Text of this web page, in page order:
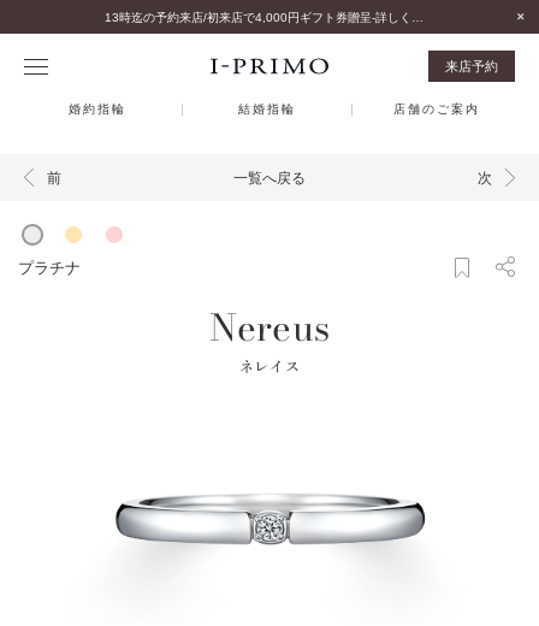
来店予約
婚約指輪 結婚指輪 店舗のご案内
前 一覧へ戻る 次
プラチナ
Nereus
ネレイス